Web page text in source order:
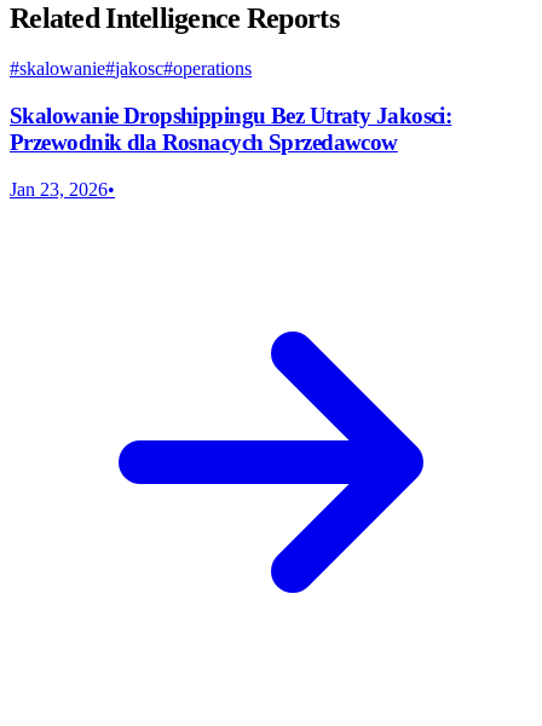
Related Intelligence Reports
#skalowanie#jakosc#operations
Skalowanie Dropshippingu Bez Utraty Jakosci:
Przewodnik dla Rosnacych Sprzedawcow
Jan 23, 2026•